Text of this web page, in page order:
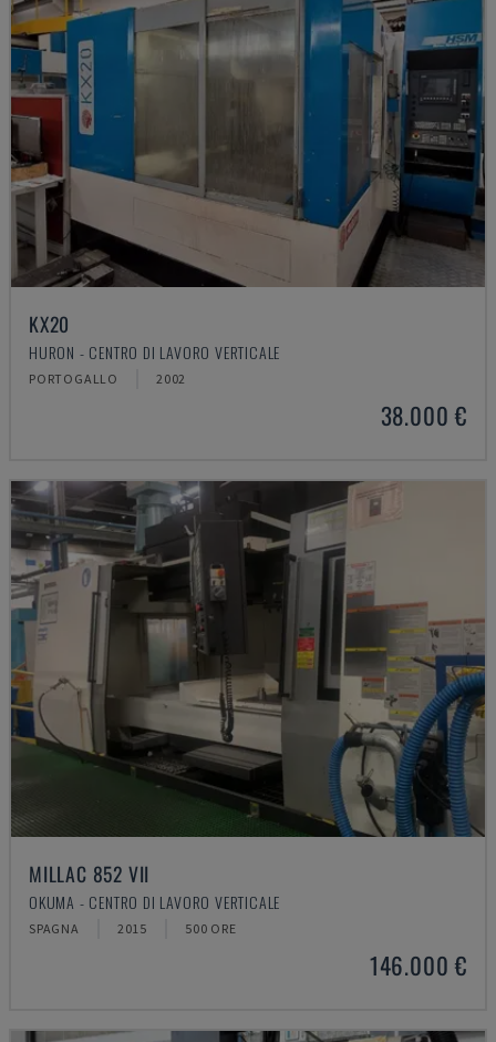
KX20
HURON - CENTRO DI LAVORO VERTICALE
PORTOGALLO 2002
38.000 €
MILLAC 852 VII
OKUMA - CENTRO DI LAVORO VERTICALE
SPAGNA 2015 500 ORE
146.000 €